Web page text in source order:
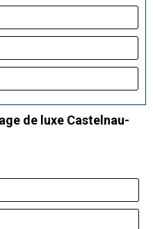
de luxe Castelnau-